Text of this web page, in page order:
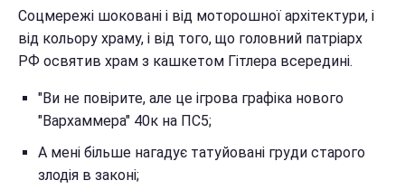
Соцмережі шоковані і від моторошної архітектури, і
від кольору храму, і від того, що головний патріарх
РФ освятив храм з кашкетом Гітлера всередині.
"Ви не повірите, але це ігрова графіка нового
"Вархаммера" 40к на ПС5;
А мені більше нагадує татуйовані груди старого
злодія в законі;